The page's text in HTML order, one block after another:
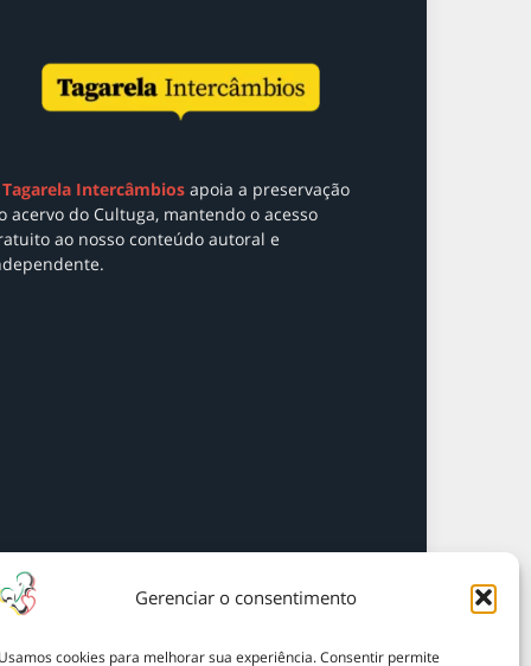
Gerenciar o consentimento
Usamos cookies para melhorar sua experiência. Consentir permite
Tagarela Intercâmbios apoia a preservação
acervo do Cultuga, mantendo o acesso
ao nosso conteúdo autoral e